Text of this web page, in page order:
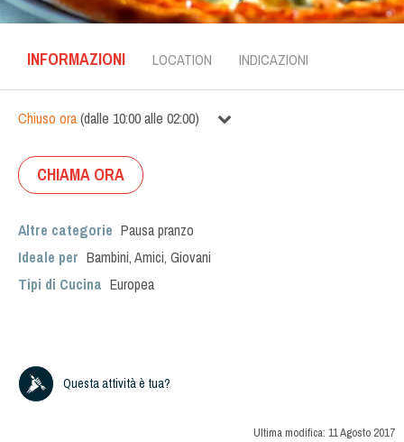
INFORMAZIONI LOCATION INDICAZIONI
Chiuso ora(dalle 10:00alle 02:00)
CHIAMA ORA
Altre categorie Pausa pranzo
Ideale per Bambini,Amici, Giovani
Tipi di Cucina Europea
Questa attività è tua?
Ultima modifica: 11 Agosto 2017